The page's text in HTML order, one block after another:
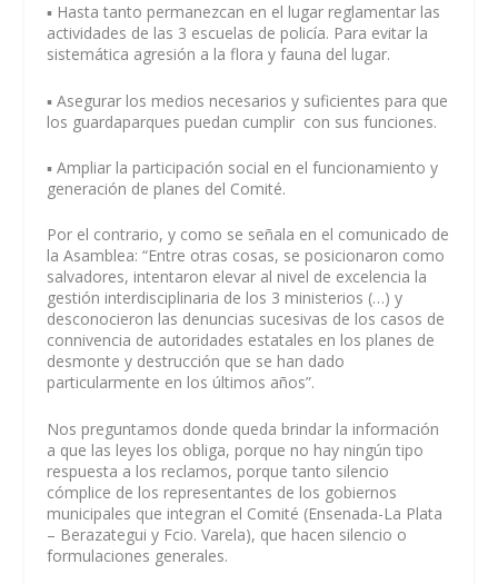
▪️ Hasta tanto permanezcan en el lugar reglamentar las
actividades de las 3 escuelas de policía. Para evitar la
sistemática agresión a la flora y fauna del lugar.
▪️ Asegurar los medios necesarios y suficientes para que
los guardaparques puedan cumplir con sus funciones.
▪️ Ampliar la participación social en el funcionamiento y
generación de planes del Comité.
Por el contrario, y como se señala en el comunicado de
la Asamblea: “Entre otras cosas, se posicionaron como
salvadores, intentaron elevar al nivel de excelencia la
gestión interdisciplinaria de los 3 ministerios (…) y
desconocieron las denuncias sucesivas de los casos de
connivencia de autoridades estatales en los planes de
desmonte y destrucción que se han dado
particularmente en los últimos años”.
Nos preguntamos donde queda brindar la información
a que las leyes los obliga, porque no hay ningún tipo
respuesta a los reclamos, porque tanto silencio
cómplice de los representantes de los gobiernos
municipales que integran el Comité (Ensenada-La Plata
– Berazategui y Fcio. Varela), que hacen silencio o
formulaciones generales.